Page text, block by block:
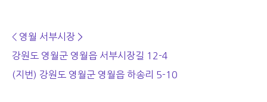
< 영월 서부시장 >
강원도 영월군 영월읍 서부시장길 12-4
(지번) 강원도 영월군 영월읍 하송리 5-10